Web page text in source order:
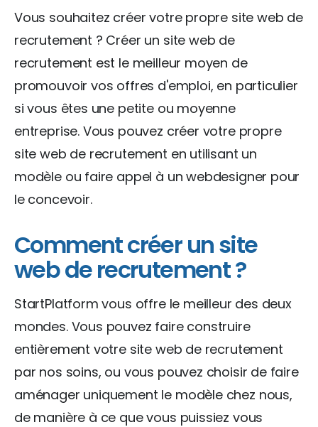
Vous souhaitez créer votre propre site web de
recrutement ? Créer un site web de
recrutement est le meilleur moyen de
promouvoir vos offres d'emploi, en particulier
si vous êtes une petite ou moyenne
entreprise. Vous pouvez créer votre propre
site web de recrutement en utilisant un
modèle ou faire appel à un webdesigner pour
le concevoir.
Comment créer un site
web de recrutement ?
StartPlatform vous offre le meilleur des deux
mondes. Vous pouvez faire construire
entièrement votre site web de recrutement
par nos soins, ou vous pouvez choisir de faire
aménager uniquement le modèle chez nous,
de manière à ce que vous puissiez vous